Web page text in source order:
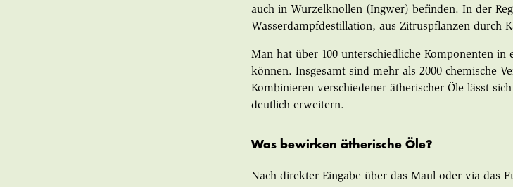
auch in Wurzelknollen (Ingwer) befinden. In der
Wasserdampfdestillation, aus Zitruspflanzen durch
Man hat über 100 unterschiedliche Komponenten in
können. Insgesamt sind mehr als 2000 chemische
Kombinieren verschiedener ätherischer Öle lässt
deutlich erweitern.
Was bewirken ätherische Öle?
Nach direkter Eingabe über das Maul oder via das